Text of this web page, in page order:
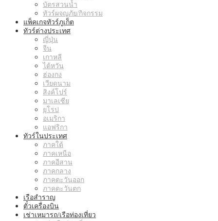
บัตรสวนน้ำ
ทัวร์ผจญภัย/กิจกรรม
แพ็คเกจทัวร์ภูเก็ต
ทัวร์ต่างประเทศ
ญี่ปุ่น
จีน
เกาหลี
ไต้หวัน
ฮ่องกง
เวียดนาม
สิงค์โปร์
มาเลเซีย
ยุโรป
อเมริกา
แอฟริกา
ทัวร์ในประเทศ
ภาคใต้
ภาคเหนือ
ภาคอีสาน
ภาคกลาง
ภาคตะวันออก
ภาคตะวันตก
เรือสำราญ
ตั๋วเครื่องบิน
เช่าเหมารถ/เรือท่องเที่ยว